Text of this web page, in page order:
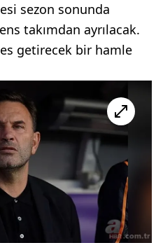
sezon sonunda
takımdan ayrılacak.
getirecek bir hamle